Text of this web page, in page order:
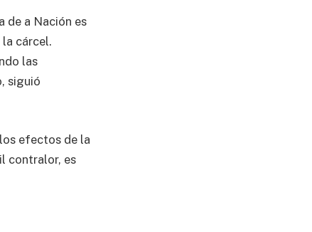
de a Nación es
cárcel.
las
siguió
efectos de la
contralor, es